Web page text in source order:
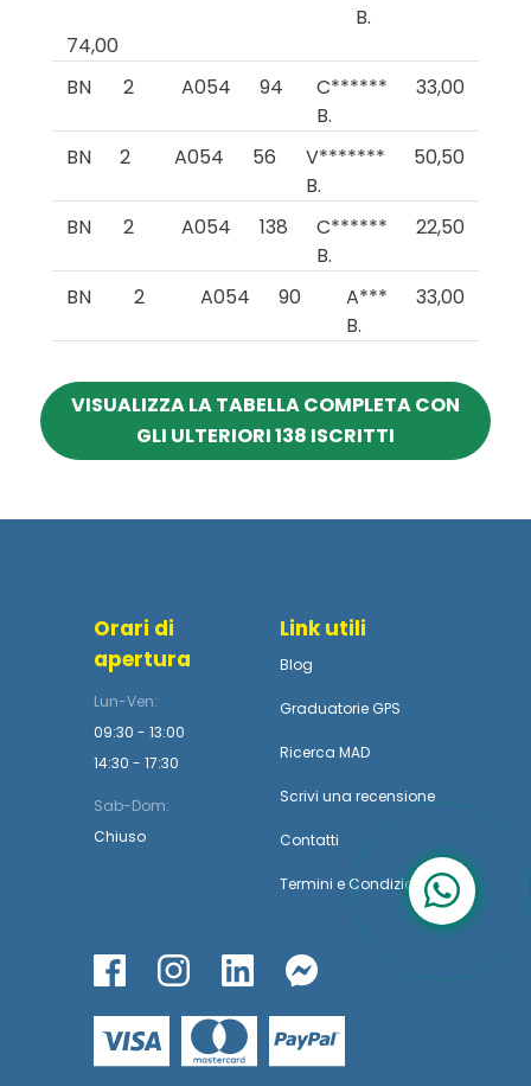
B.
74,00
BN
2 A054 94
C******
B.
33,00
BN 2 A054 56
V*******
B.
50,50
BN 2 A054 138
C******
B.
22,50
BN 2 A054 90
A***
B.
33,00
VISUALIZZA LA TABELLA COMPLETA CON
GLI ULTERIORI 138 ISCRITTI
Orari di
apertura
Lun-Ven:
09:30 - 13:00
14:30 - 17:30
Sab-Dom:
Chiuso
Link utili
Blog
Graduatorie GPS
Ricerca MAD
Scrivi una recensione
Contatti
Termini e Condizioni